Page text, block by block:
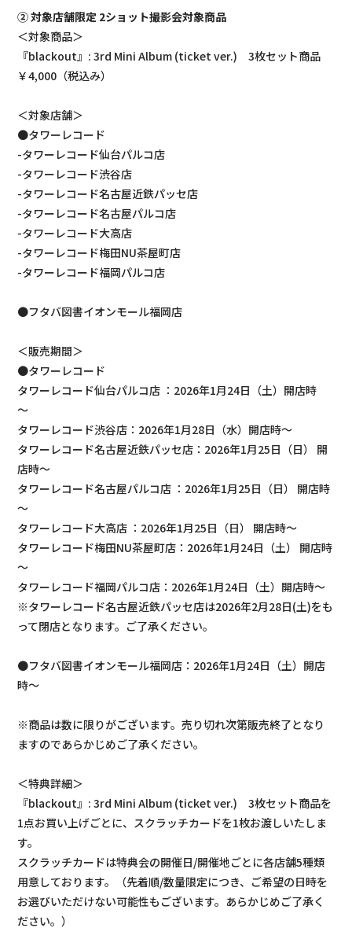
② 対象店舗限定 2ショット撮影会対象商品
＜対象商品＞
『blackout』: 3rd Mini Album (ticket ver.) 3枚セット商品
￥4,000（税込み）
＜対象店舗＞
●タワーレコード
-タワーレコード仙台パルコ店
-タワーレコード渋谷店
-タワーレコード名古屋近鉄パッセ店
-タワーレコード名古屋パルコ店
-タワーレコード大高店
-タワーレコード梅田NU茶屋町店
-タワーレコード福岡パルコ店
●フタバ図書イオンモール福岡店
＜販売期間＞
●タワーレコード
タワーレコード仙台パルコ店 ：2026年1月24日（土）開店時
～
タワーレコード渋谷店：2026年1月28日（水）開店時～
タワーレコード名古屋近鉄パッセ店：2026年1月25日（日） 開
店時～
タワーレコード名古屋パルコ店 ：2026年1月25日（日） 開店時
～
タワーレコード大高店 ：2026年1月25日（日） 開店時～
タワーレコード梅田NU茶屋町店：2026年1月24日（土） 開店時
～
タワーレコード福岡パルコ店：2026年1月24日（土）開店時～
※タワーレコード名古屋近鉄パッセ店は2026年2月28日(土)をも
って閉店となります。ご了承ください。
●フタバ図書イオンモール福岡店：2026年1月24日（土）開店
時～
※商品は数に限りがございます。売り切れ次第販売終了となり
ますのであらかじめご了承ください。
＜特典詳細＞
『blackout』: 3rd Mini Album (ticket ver.) 3枚セット商品を
1点お買い上げごとに、スクラッチカードを1枚お渡しいたしま
す。
スクラッチカードは特典会の開催日/開催地ごとに各店舗5種類
用意しております。（先着順/数量限定につき、ご希望の日時を
お選びいただけない可能性もございます。あらかじめご了承く
ださい。）